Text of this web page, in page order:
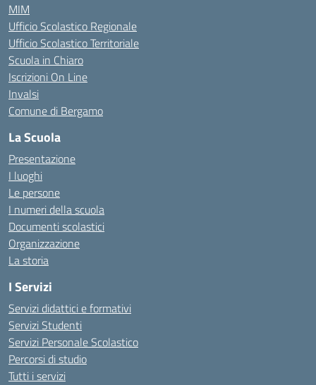
MIM
Ufficio Scolastico Regionale
Ufficio Scolastico Territoriale
Scuola in Chiaro
Iscrizioni On Line
Invalsi
Comune di Bergamo
La Scuola
Presentazione
I luoghi
Le persone
I numeri della scuola
Documenti scolastici
Organizzazione
La storia
I Servizi
Servizi didattici e formativi
Servizi Studenti
Servizi Personale Scolastico
Percorsi di studio
Tutti i servizi